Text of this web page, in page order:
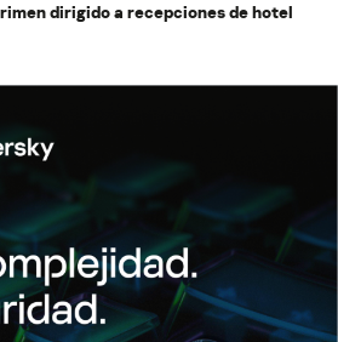
dirigido a recepciones de hotel